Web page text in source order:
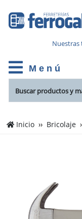
Nuestras
M e n ú
Inicio Bricolaje